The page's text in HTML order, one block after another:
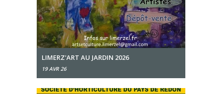
LIMERZ'ART AU JARDIN 2026
19 AVR 26